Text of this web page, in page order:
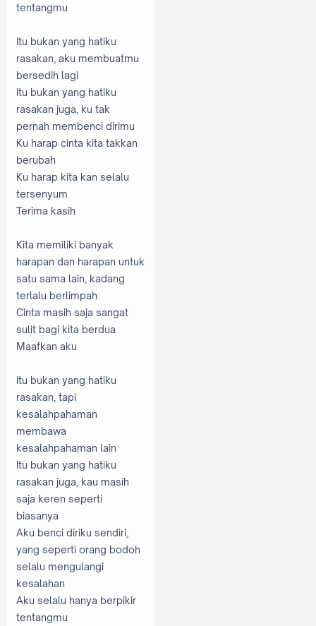
tentangmu
Itu bukan yang hatiku
rasakan, aku membuatmu
bersedih lagi
Itu bukan yang hatiku
rasakan juga, ku tak
pernah membenci dirimu
Ku harap cinta kita takkan
berubah
Ku harap kita kan selalu
tersenyum
Terima kasih
Kita memiliki banyak
harapan dan harapan untuk
satu sama lain, kadang
terlalu berlimpah
Cinta masih saja sangat
sulit bagi kita berdua
Maafkan aku
Itu bukan yang hatiku
rasakan, tapi
kesalahpahaman
membawa
kesalahpahaman lain
Itu bukan yang hatiku
rasakan juga, kau masih
saja keren seperti
biasanya
Aku benci diriku sendiri,
yang seperti orang bodoh
selalu mengulangi
kesalahan
Aku selalu hanya berpikir
tentangmu